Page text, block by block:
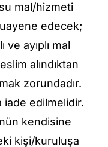
mal/hizmeti
edecek;
ve ayıplı mal
alındıktan
zorundadır.
edilmelidir.
kendisine
kişi/kuruluşa